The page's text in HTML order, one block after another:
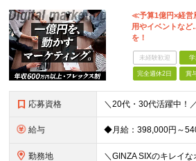
≪予算1億円×経営
用やイベントな
を！
未経験歓迎 学
完全週休2日 賞
応募資格
給与
勤務地